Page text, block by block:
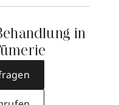
in